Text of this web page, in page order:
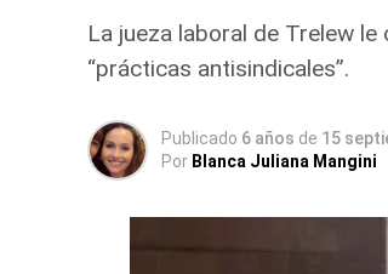
La jueza laboral de Trelew
“prácticas antisindicales”.
Publicado 6 años de 15
Por Blanca Juliana Mangini